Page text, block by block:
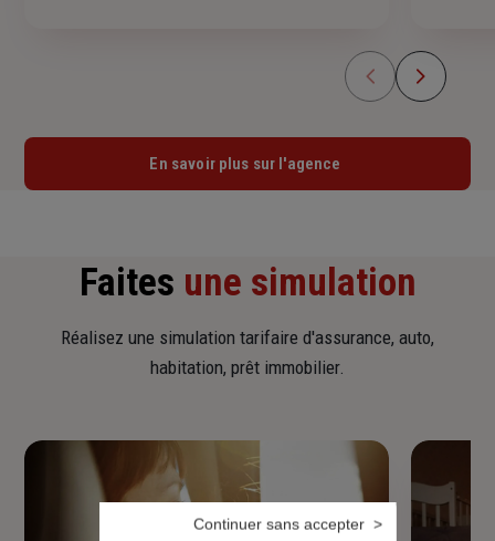
En savoir plus sur l'agence
Faites une simulation
Réalisez une simulation tarifaire d'assurance, auto,
habitation, prêt immobilier.
Continuer sans accepter